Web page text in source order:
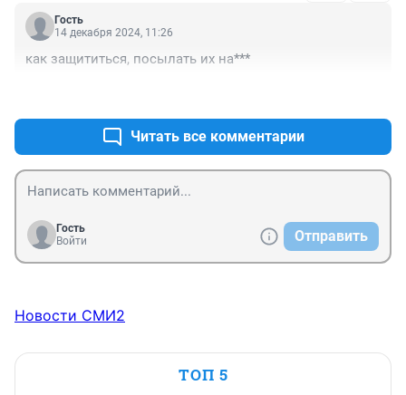
Гость
14 декабря 2024, 11:26
как защититься, посылать их на***
Читать все комментарии
Гость
Войти
Отправить
Новости СМИ2
ТОП 5